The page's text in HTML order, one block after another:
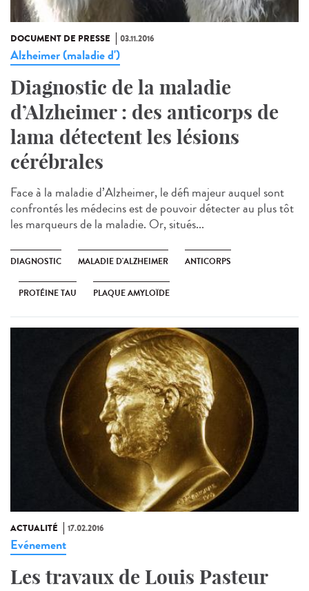
DOCUMENT DE PRESSE 03.11.2016
Alzheimer (maladie d')
Diagnostic de la maladie
d’Alzheimer : des anticorps de
lama détectent les lésions
cérébrales
Face à la maladie d’Alzheimer, le défi majeur auquel sont
confrontés les médecins est de pouvoir détecter au plus tôt
les marqueurs de la maladie. Or, situés...
DIAGNOSTIC MALADIE D'ALZHEIMER ANTICORPS
PROTÉINE TAU PLAQUE AMYLOÏDE
ACTUALITÉ 17.02.2016
Evénement
Les travaux de Louis Pasteur